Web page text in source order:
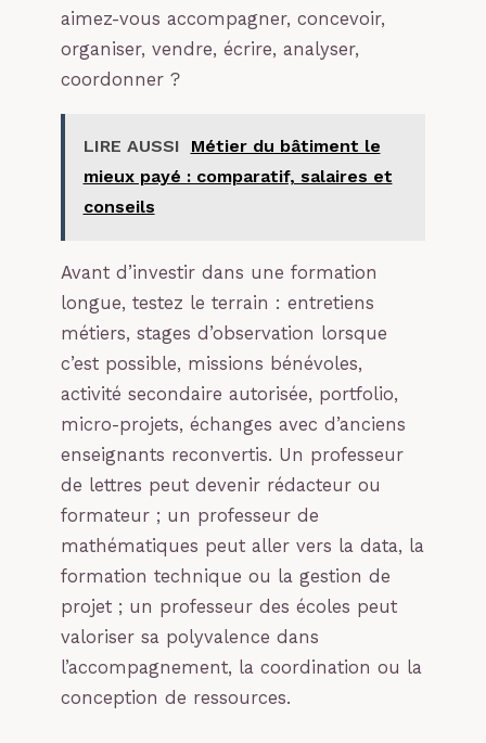
aimez-vous accompagner, concevoir,
organiser, vendre, écrire, analyser,
coordonner ?
LIRE AUSSI
Métier du bâtiment le
mieux payé : comparatif, salaires et
conseils
Avant d’investir dans une formation
longue, testez le terrain : entretiens
métiers, stages d’observation lorsque
c’est possible, missions bénévoles,
activité secondaire autorisée, portfolio,
micro-projets, échanges avec d’anciens
enseignants reconvertis. Un professeur
de lettres peut devenir rédacteur ou
formateur ; un professeur de
mathématiques peut aller vers la data, la
formation technique ou la gestion de
projet ; un professeur des écoles peut
valoriser sa polyvalence dans
l’accompagnement, la coordination ou la
conception de ressources.